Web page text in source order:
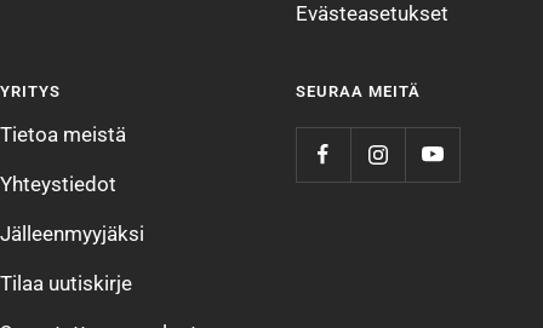
Evästeasetukset
YRITYS
Tietoa meistä
Yhteystiedot
Jälleenmyyjäksi
Tilaa uutiskirje
SEURAA MEITÄ